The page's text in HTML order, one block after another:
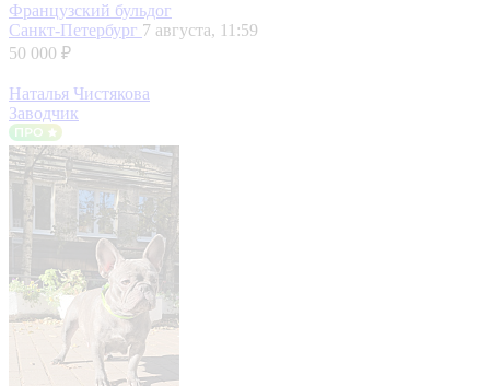
Французский бульдог
Санкт-Петербург 7 августа, 11:59
50 000 ₽
Наталья Чистякова
Заводчик